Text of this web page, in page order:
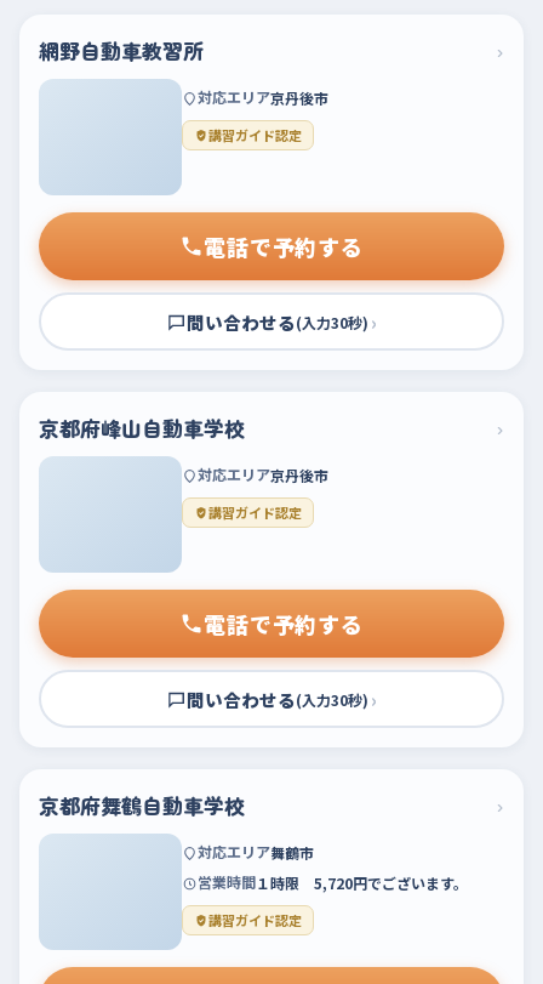
網野自動車教習所 ›
対応エリア京丹後市
講習ガイド認定
電話で予約する
問い合わせる(入力30秒) ›
京都府峰山自動車学校 ›
対応エリア京丹後市
講習ガイド認定
電話で予約する
問い合わせる(入力30秒) ›
京都府舞鶴自動車学校 ›
対応エリア舞鶴市
営業時間１時限 5,720円でございます。
講習ガイド認定